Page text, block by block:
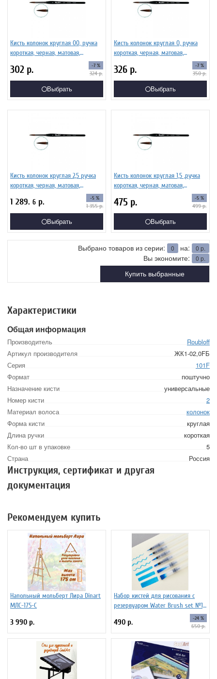
Кисть колонок круглая 00, ручка
короткая, черная, матовая,
302 р. -7 %
324р.
Выбрать
Кисть колонок круглая 0, ручка
короткая, черная, матовая,
326 р. -7 %
350р.
Выбрать
Кисть колонок круглая 2,5 ручка
короткая, черная, матовая,
1 289. 6 р. -5 %
1 355р.
Выбрать
Кисть колонок круглая 1,5 ,ручка
короткая, черная, матовая,
475 р. -5 %
499р.
Выбрать
Выбрано товаров из серии: 0 на: 0 р.
Вы экономите: 0 р.
Купить выбранные
Характеристики
Общая информация
Производитель
Roubloff
Артикул производителя
ЖК1-02,0FБ
Серия
101F
Формат
поштучно
Назначение кисти
универсальные
Номер кисти
2
Материал волоса
колонок
Форма кисти
круглая
Длина ручки
короткая
Кол-во шт в упаковке
5
Страна
Россия
Инструкция, сертификат и другая
документация
Рекомендуем купить
Напольный мольберт Лира Dinart
МЛС-175-С
3 990 р.
Набор кистей для рисования c
резервуаром Water Brush set №1,
490 р. -24 %
650 р.